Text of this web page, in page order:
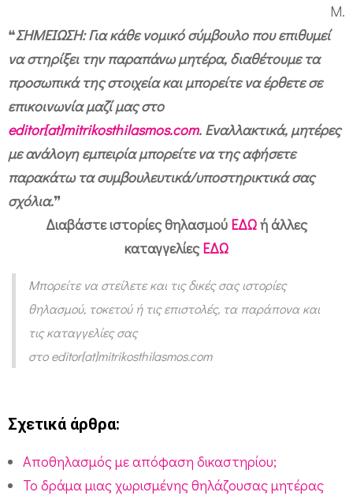
Μ.
❝ΣΗΜΕΙΩΣΗ: Για κάθε νομικό σύμβουλο που επιθυμεί
να στηρίξει την παραπάνω μητέρα, διαθέτουμε τα
προσωπικά της στοιχεία και μπορείτε να έρθετε σε
επικοινωνία μαζί μας στο
editor[at]mitrikosthilasmos.com. Εναλλακτικά, μητέρες
με ανάλογη εμπειρία μπορείτε να της αφήσετε
παρακάτω τα συμβουλευτικά/υποστηρικτικά σας
σχόλια.❞
Διαβάστε ιστορίες θηλασμού ΕΔΩή άλλες
καταγγελίεςΕΔΩ
Μπορείτε να στείλετε και τις δικές σας ιστορίες
θηλασμού, τοκετού ή τις επιστολές, τα παράπονα και
τις καταγγελίες σας
στοeditor[at]mitrikosthilasmos.com
Σχετικά άρθρα:
Αποθηλασμός με απόφαση δικαστηρίου;
Το δράμα μιας χωρισμένης θηλάζουσας μητέρας